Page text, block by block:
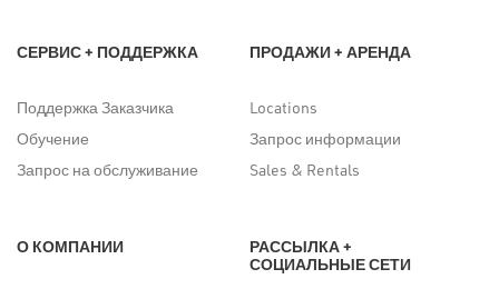
СЕРВИС + ПОДДЕРЖКА
Поддержка Заказчика
Обучение
Запрос на обслуживание
ПРОДАЖИ + АРЕНДА
Locations
Запрос информации
Sales & Rentals
О КОМПАНИИ
РАССЫЛКА +
СОЦИАЛЬНЫЕ СЕТИ